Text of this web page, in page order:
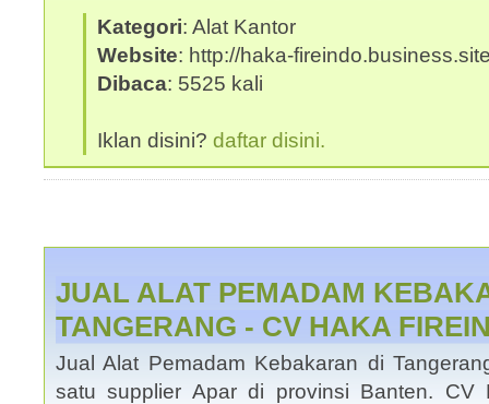
Kategori: Alat Kantor
Website: http://haka-
Dibaca: 5525 kali
Iklan disini? daftar disini.
JUAL ALAT PEMADAM
TANGERANG - CV HAKA
Jual Alat Pemadam Kebakaran di
satu supplier Apar di provinsi Banten. CV